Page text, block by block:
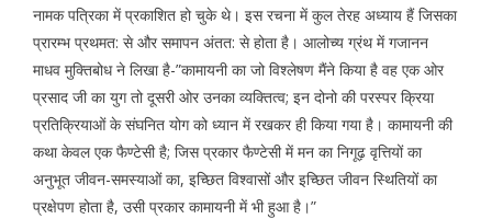
नामक पत्रिका में प्रकाशित हो चुके थे। इस रचना में कुल तेरह अध्याय हैं जिसका
प्रारम्भ प्रथमत: से और समापन अंतत: से होता है। आलोच्य ग्रंथ में गजानन
माधव मुक्तिबोध ने लिखा है-”कामायनी का जो विश्लेषण मैंने किया है वह एक ओर
प्रसाद जी का युग तो दूसरी ओर उनका व्यक्तित्व; इन दोनो की परस्पर क्रिया
प्रतिक्रियाओं के संघनित योग को ध्यान में रखकर ही किया गया है। कामायनी की
कथा केवल एक फैण्टेसी है; जिस प्रकार फैण्टेसी में मन का निगूढ़ वृत्तियों का
अनुभूत जीवन-समस्याओं का, इच्छित विश्वासों और इच्छित जीवन स्थितियों का
प्रक्षेपण होता है, उसी प्रकार कामायनी में भी हुआ है।”